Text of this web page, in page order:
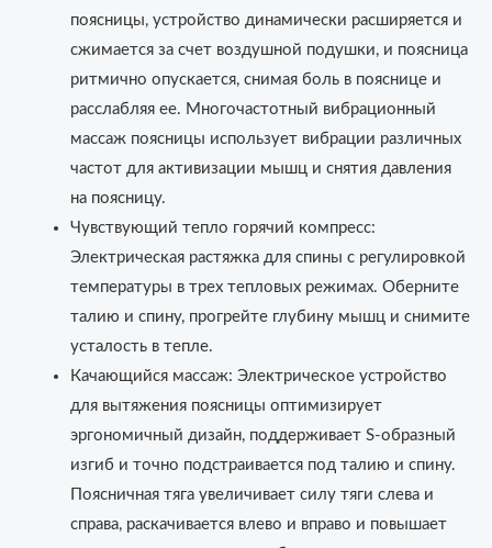
поясницы, устройство динамически расширяется и
сжимается за счет воздушной подушки, и поясница
ритмично опускается, снимая боль в пояснице и
расслабляя ее. Многочастотный вибрационный
массаж поясницы использует вибрации различных
частот для активизации мышц и снятия давления
на поясницу.
Чувствующий тепло горячий компресс:
Электрическая растяжка для спины с регулировкой
температуры в трех тепловых режимах. Оберните
талию и спину, прогрейте глубину мышц и снимите
усталость в тепле.
Качающийся массаж: Электрическое устройство
для вытяжения поясницы оптимизирует
эргономичный дизайн, поддерживает S-образный
изгиб и точно подстраивается под талию и спину.
Поясничная тяга увеличивает силу тяги слева и
справа, раскачивается влево и вправо и повышает